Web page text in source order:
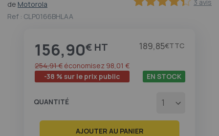
3 avis
de Motorola
Ref : CLP0166BHLAA
Prix
156,90€ 189,85€
-38 % sur le prix public
254,91 € économisez 98,01 €
EN STOCK
QUANTITÉ
AJOUTER AU PANIER
au
début